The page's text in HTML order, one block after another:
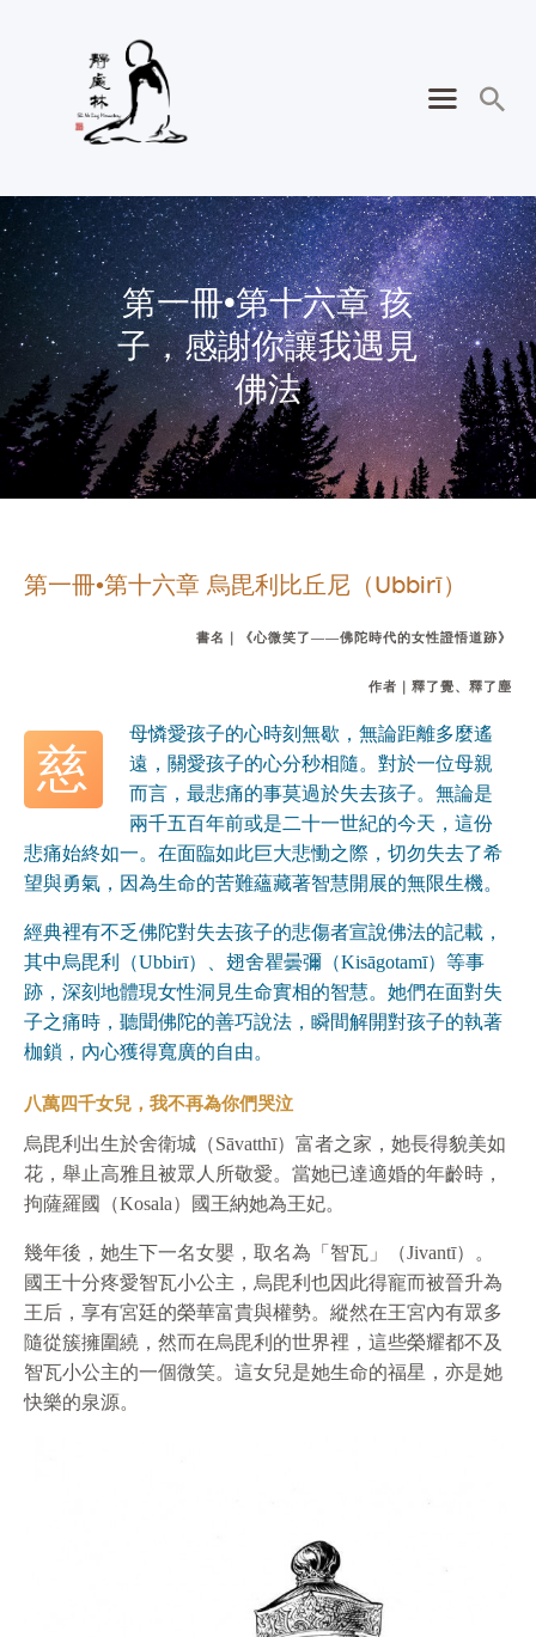
第一冊•第十六章 孩
子，感謝你讓我遇見
佛法
第一冊•第十六章 烏毘利比丘尼（Ubbirī）
書名｜《心微笑了——佛陀時代的女性證悟道跡》
作者｜釋了覺、釋了塵
慈
母憐愛孩子的心時刻無歇，無論距離多麼遙
遠，關愛孩子的心分秒相隨。對於一位母親
而言，最悲痛的事莫過於失去孩子。無論是
兩千五百年前或是二十一世紀的今天，這份
悲痛始終如一。在面臨如此巨大悲慟之際，切勿失去了希
望與勇氣，因為生命的苦難蘊藏著智慧開展的無限生機。
經典裡有不乏佛陀對失去孩子的悲傷者宣說佛法的記載，
其中烏毘利（Ubbirī）、翅舍瞿曇彌（Kisāgotamī）等事
跡，深刻地體現女性洞見生命實相的智慧。她們在面對失
子之痛時，聽聞佛陀的善巧說法，瞬間解開對孩子的執著
枷鎖，內心獲得寬廣的自由。
八萬四千女兒，我不再為你們哭泣
烏毘利出生於舍衛城（Sāvatthī）富者之家，她長得貌美如
花，舉止高雅且被眾人所敬愛。當她已達適婚的年齡時，
拘薩羅國（Kosala）國王納她為王妃。
幾年後，她生下一名女嬰，取名為「智瓦」（Jivantī）。
國王十分疼愛智瓦小公主，烏毘利也因此得寵而被晉升為
王后，享有宮廷的榮華富貴與權勢。縱然在王宮內有眾多
隨從簇擁圍繞，然而在烏毘利的世界裡，這些榮耀都不及
智瓦小公主的一個微笑。這女兒是她生命的福星，亦是她
快樂的泉源。